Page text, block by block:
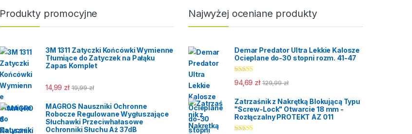
Produkty promocyjne
3M 1311 Zatyczki Końcówki Wymienne
Tłumiące do Zatyczek na Pałąku
Zapas Komplet
14,99 zł 19,99zł
MAGROS Nauszniki Ochronne
Robocze Regulowane Wygłuszające
Słuchawki Przeciwhałasowe
Ochronniki Słuchu Aż 37dB
Najwyżej oceniane produkty
Demar Predator Ultra Lekkie Kalosze
Ocieplane do-30 stopni rozm. 41-47
Oceniono
5.00na 5
94,69 zł 129,99zł
Zatrzaśnik z Nakrętką Blokującą Typu
"Screw-Lock" Otwarcie 18 mm -
Rozłączalny PROTEKT AZ 011